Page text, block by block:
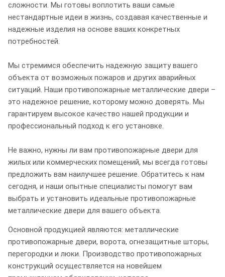
сложности. Мы готовы воплотить ваши самые
нестандартные идеи в жизнь, создавая качественные и
надежные изделия на основе ваших конкретных
потребностей.
Мы стремимся обеспечить надежную защиту вашего
объекта от возможных пожаров и других аварийных
ситуаций. Наши противопожарные металлические двери –
это надежное решение, которому можно доверять. Мы
гарантируем высокое качество нашей продукции и
профессиональный подход к его установке.
Не важно, нужны ли вам противопожарные двери для
жилых или коммерческих помещений, мы всегда готовы
предложить вам наилучшее решение. Обратитесь к нам
сегодня, и наши опытные специалисты помогут вам
выбрать и установить идеальные противопожарные
металлические двери для вашего объекта.
Основной продукцией являются: металлические
противопожарные двери, ворота, огнезащитные шторы,
перегородки и люки. Производство противопожарных
конструкций осуществляется на новейшем